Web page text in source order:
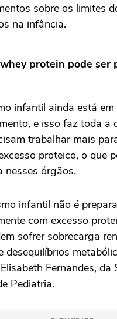
sobre os limites
na infância.
protein pode ser
infantil ainda está em
e isso faz toda a
trabalhar mais
proteico, o que
nesses órgãos.
infantil não é
com excesso
sofrer sobrecarga
desequilíbrios
Fernandes, da
Pediatria.